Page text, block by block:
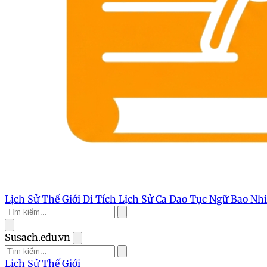
Lịch Sử Thế Giới Di Tích Lịch SửCa Dao Tục NgữBao
Susach.edu.vn
Lịch Sử Thế Giới